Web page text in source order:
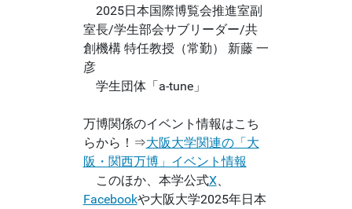
2025日本国際博覧会推進室副
室長/学生部会サブリーダー/共
創機構 特任教授（常勤） 新藤 一
彦
学生団体「a-tune」
万博関係のイベント情報はこち
らから！⇒大阪大学関連の「大
阪・関西万博」イベント情報
このほか、本学公式X、
Facebookや大阪大学2025年日本